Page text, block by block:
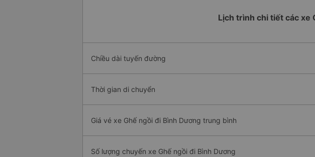
Lịch trình chi tiết các xe
Chiều dài tuyến đường
Thời gian di chuyển
Giá vé xe Ghế ngồi đi Bình Dương trung bình
Số lượng chuyến xe Ghế ngồi đi Bình Dương